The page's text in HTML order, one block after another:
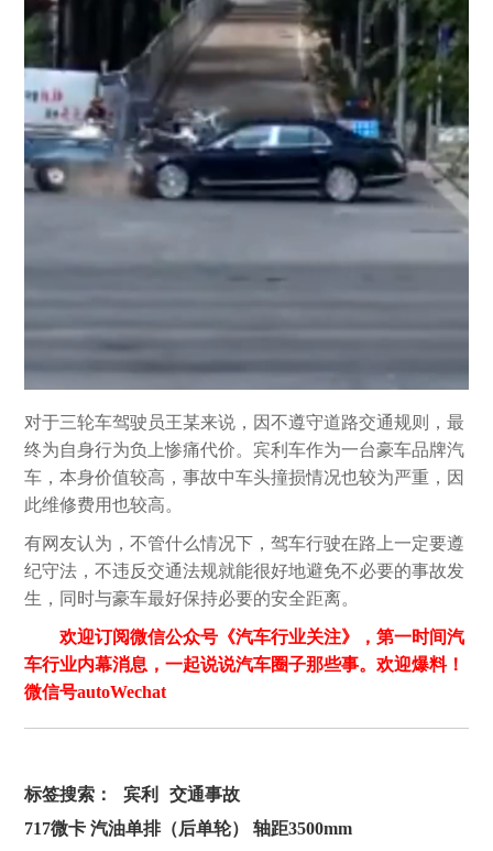
对于三轮车驾驶员王某来说，因不遵守道路交通规则，最
终为自身行为负上惨痛代价。宾利车作为一台豪车品牌汽
车，本身价值较高，事故中车头撞损情况也较为严重，因
此维修费用也较高。
有网友认为，不管什么情况下，驾车行驶在路上一定要遵
纪守法，不违反交通法规就能很好地避免不必要的事故发
生，同时与豪车最好保持必要的安全距离。
欢迎订阅微信公众号《汽车行业关注》，第一时间汽
车行业内幕消息，一起说说汽车圈子那些事。欢迎爆料！
微信号autoWechat
标签搜索： 宾利
交通事故
717微卡 汽油单排（后单轮） 轴距3500mm